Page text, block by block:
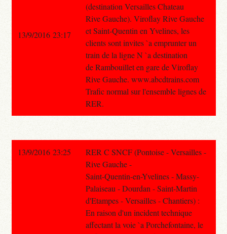
(destination Versailles Chateau
Rive Gauche). Viroflay Rive Gauche
et Saint-Quentin en Yvelines, les
clients sont invites `a emprunter un
train de la ligne N `a destination
de Rambouillet en gare de Viroflay
Rive Gauche. www.abcdtrains.com
Trafic normal sur l'ensemble lignes de
RER.
13/9/2016 23:17
13/9/2016 23:25
RER C SNCF (Pontoise - Versailles -
Rive Gauche -
Saint-Quentin-en-Yvelines - Massy-
Palaiseau - Dourdan - Saint-Martin
d'Etampes - Versailles - Chantiers) :
En raison d'un incident technique
affectant la voie `a Porchefontaine, le